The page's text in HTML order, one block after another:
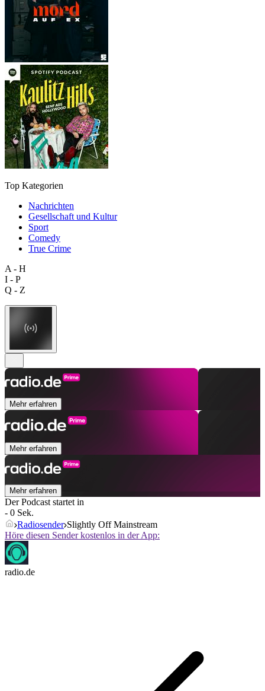
Top Kategorien
Nachrichten
Gesellschaft und Kultur
Sport
Comedy
True Crime
A - H
I - P
Q - Z
Mehr erfahren
Mehr erfahren
Mehr erfahren
Der Podcast startet in
- 0 Sek.
Radiosender Slightly Off Mainstream
Höre diesen Sender kostenlos in der App:
radio.de